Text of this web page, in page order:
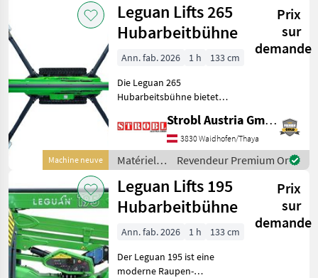
Catégorie 4 Pays Filtres
CHEMIN
ACTUEL
matériel
forestier
Des Arbres
De Levage
Leguan
Lifts
CHOISIR
UNE
CATÉGORIE
Réinitialiser
Afficher
résultats
Machine neuve
Leguan Lifts 265
Hubarbeitbühne
Prix
sur
demande
Ann. fab. 2026 1 h
133 cm
Die Leguan 265
Hubarbeitsbühne bietet
Grundausstattung mit
Dualantrieb (Diesel +
Elektro), automatischer
Abstützung, Korbrotation
und vielen Komfort
Strobl Austria GmbH
3830 Waidhofen/Thaya
Matériels
pour
l’entretien
des arbres
/ Leguan
Lifts
Revendeur Premium Or
Leguan Lifts 195
Hubarbeitbühne
Prix
sur
demande
Ann. fab. 2026 1 h
133 cm
Der Leguan 195 ist eine
moderne Raupen-